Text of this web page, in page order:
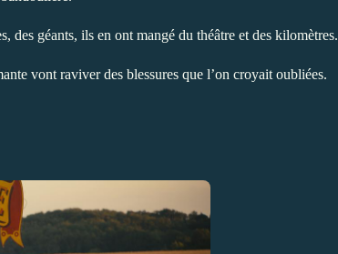
des géants, ils en ont mangé du théâtre et des kilomètres.
vont raviver des blessures que l’on croyait oubliées.